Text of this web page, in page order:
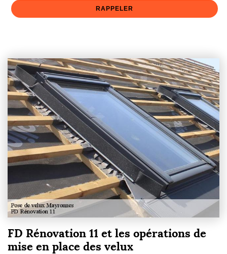
FD Rénovation 11 et les opérations de
mise en place des velux